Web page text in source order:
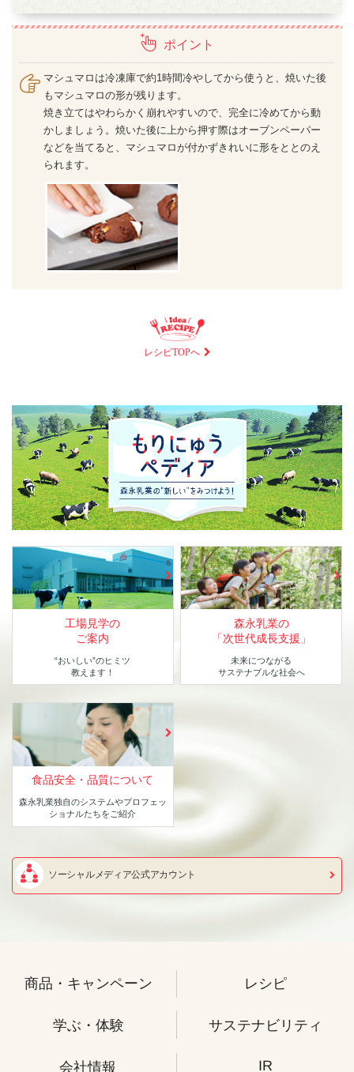
ポイント
マシュマロは冷凍庫で約1時間冷やしてから使うと、焼いた後
もマシュマロの形が残ります。
焼き立てはやわらかく崩れやすいので、完全に冷めてから動
かしましょう。焼いた後に上から押す際はオーブンペーパー
などを当てると、マシュマロが付かずきれいに形をととのえ
られます。
レシピTOPへ
工場見学の
ご案内
“おいしい”のヒミツ
教えます！
森永乳業の
「次世代成長支援」
未来につながる
サステナブルな社会へ
食品安全・品質について
森永乳業独自のシステムやプロフェッ
ショナルたちをご紹介
ソーシャルメディア公式アカウント
商品・キャンペーン レシピ
学ぶ・体験 サステナビリティ
会社情報 IR